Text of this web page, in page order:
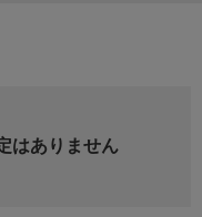
はありません